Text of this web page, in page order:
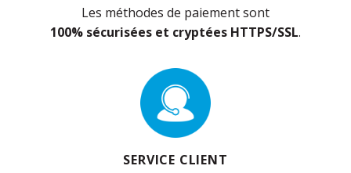
Les méthodes de paiement sont
100% sécurisées et cryptées HTTPS/SSL.
SERVICE CLIENT